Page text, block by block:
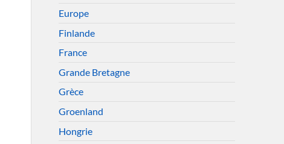
Europe
Finlande
France
Grande Bretagne
Grèce
Groenland
Hongrie